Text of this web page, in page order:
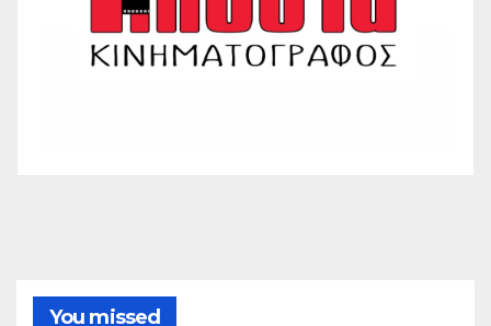
You missed